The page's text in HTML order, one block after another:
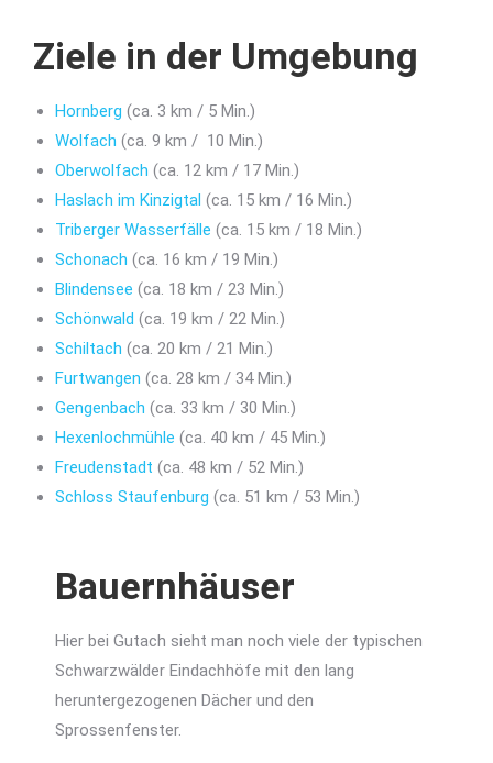
Ziele in der Umgebung
Hornberg (ca. 3 km / 5 Min.)
Wolfach (ca. 9 km / 10 Min.)
Oberwolfach (ca. 12 km / 17 Min.)
Haslach im Kinzigtal (ca. 15 km / 16 Min.)
Triberger Wasserfälle (ca. 15 km / 18 Min.)
Schonach (ca. 16 km / 19 Min.)
Blindensee (ca. 18 km / 23 Min.)
Schönwald (ca. 19 km / 22 Min.)
Schiltach (ca. 20 km / 21 Min.)
Furtwangen (ca. 28 km / 34 Min.)
Gengenbach (ca. 33 km / 30 Min.)
Hexenlochmühle (ca. 40 km / 45 Min.)
Freudenstadt (ca. 48 km / 52 Min.)
Schloss Staufenburg (ca. 51 km / 53 Min.)
Bauernhäuser
Hier bei Gutach sieht man noch viele der typischen
Schwarzwälder Eindachhöfe mit den lang
heruntergezogenen Dächer und den
Sprossenfenster.